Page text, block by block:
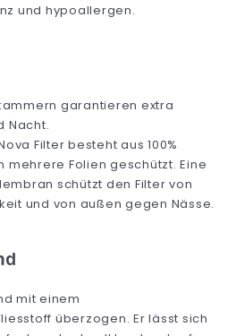
und hypoallergen.
garantieren extra
Nacht.
Filter besteht aus 100%
mehrere Folien geschützt. Eine
schützt den Filter von
und von außen gegen Nässe.
mit einem
überzogen. Er lässt sich